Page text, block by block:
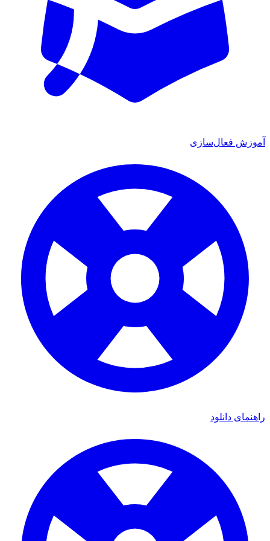
فعال‌سازی
دانلود